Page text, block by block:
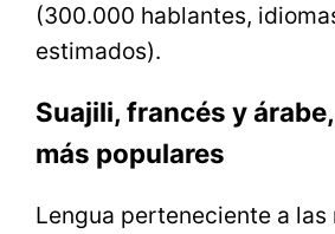
(300.000 hablantes,
estimados).
Suajili, francés y
más populares
Lengua perteneciente a